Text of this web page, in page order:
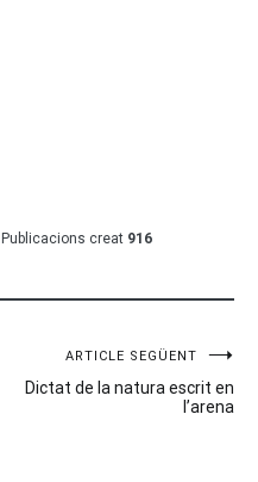
Publicacions creat 916
ARTICLE SEGÜENT
Dictat de la natura escrit en
l’arena